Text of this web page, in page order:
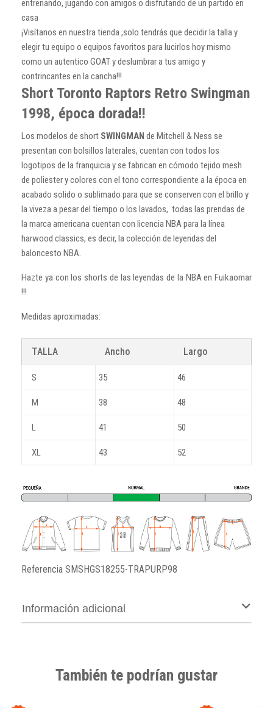
entrenando, jugando con amigos o disfrutando de un partido en
casa
¡Visítanos en nuestra tienda ,solo tendrás que decidir la talla y
elegir tu equipo o equipos favoritos para lucirlos hoy mismo
como un autentico GOAT y deslumbrar a tus amigo y
contrincantes en la cancha!!!
Short Toronto Raptors Retro Swingman
1998, época dorada!!
Los modelos de short SWINGMAN de Mitchell & Ness se
presentan con bolsillos laterales, cuentan con todos los
logotipos de la franquicia y se fabrican en cómodo tejido mesh
de poliester y colores con el tono correspondiente a la época en
acabado solido o sublimado para que se conserven con el brillo y
la viveza a pesar del tiempo o los lavados, todas las prendas de
la marca americana cuentan con licencia NBA para la línea
harwood classics, es decir, la colección de leyendas del
baloncesto NBA.
Hazte ya con los shorts de las leyendas de la NBA en Fuikaomar
!!!
Medidas aproximadas:
TALLA Ancho Largo
S 35 46
M 38 48
L 41 50
XL 43 52
Referencia SMSHGS18255-TRAPURP98
Información adicional
También te podrían gustar